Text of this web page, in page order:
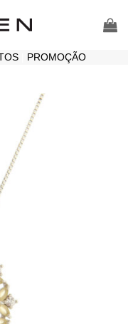
| PROMOÇÃO